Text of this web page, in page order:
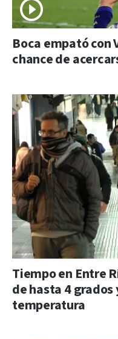
Boca empató con
chance de
Tiempo en Entre
de hasta 4 grados
temperatura